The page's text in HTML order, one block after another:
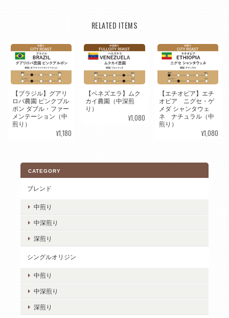
RELATED ITEMS
【ブラジル】グアリ
ロバ農園 ピンクブル
ボン ダブル・ファー
メンテーション（中
煎り）
¥1,180
【ベネズエラ】ムク
カイ農園（中深煎
り）
¥1,080
【エチオピア】エチ
オピア ニグセ・ゲ
メダ シャンタウェ
ネ ナチュラル（中
煎り）
¥1,080
CATEGORY
ブレンド
中煎り
中深煎り
深煎り
シングルオリジン
中煎り
中深煎り
深煎り